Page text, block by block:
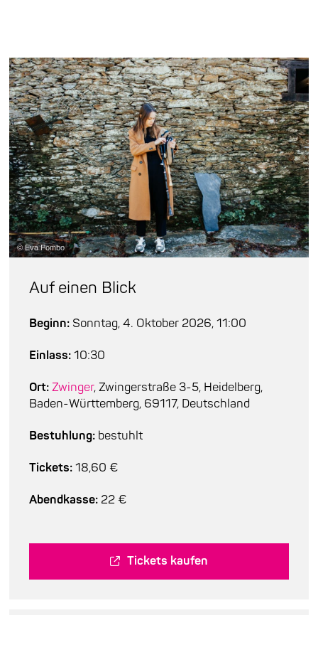
© Eva Pombo
Auf einen Blick
Beginn: Sonntag, 4. Oktober 2026, 11:00
Einlass:10:30
Ort: Zwinger, Zwingerstraße 3-5, Heidelberg,
Baden-Württemberg, 69117, Deutschland
Bestuhlung: bestuhlt
Tickets:18,60 €
Abendkasse: 22 €
Tickets kaufen